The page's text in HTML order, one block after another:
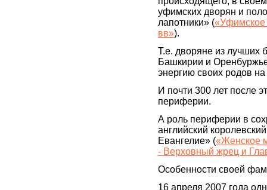
уфимских дворян и
лапотники» («Уфимское
вв»).
Т.е. дворяне из лучших
Башкирии и
энергию своих родов
И почти 300 лет после
периферии.
А роль периферии в
английский
Евангелие» («Женское
- Верховный жрец и
Особенности своей
16 апреля 2007 года